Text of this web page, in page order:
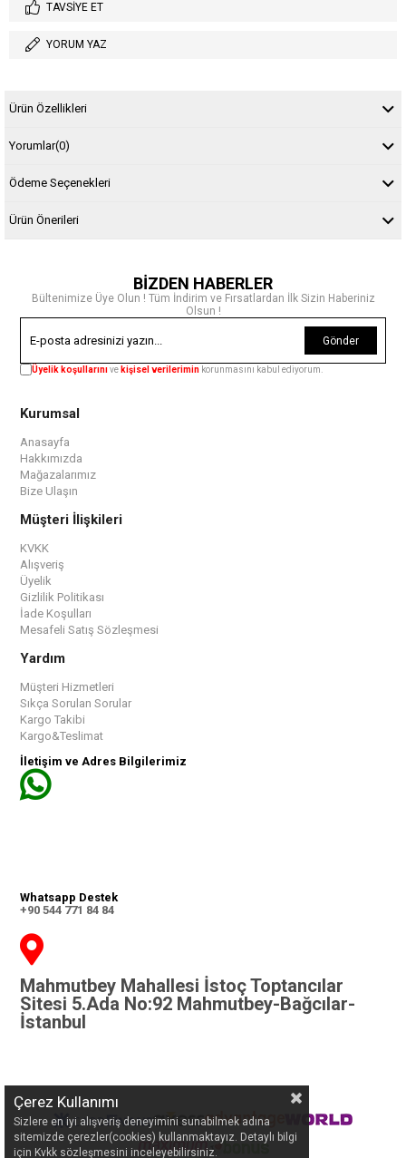
TAVSIYE ET
YORUM YAZ
Ürün Özellikleri
Yorumlar(0)
Ödeme Seçenekleri
Ürün Önerileri
BİZDEN HABERLER
Bültenimize Üye Olun ! Tüm İndirim ve Fırsatlardan İlk Sizin Haberiniz
Olsun !
Gönder
Üyelik koşullarınıve kişisel verilerimin korunmasını kabul ediyorum.
Kurumsal
Anasayfa
Hakkımızda
Mağazalarımız
Bize Ulaşın
Müşteri İlişkileri
KVKK
Alışveriş
Üyelik
Gizlilik Politikası
İade Koşulları
Mesafeli Satış Sözleşmesi
Yardım
Müşteri Hizmetleri
Sıkça Sorulan Sorular
Kargo Takibi
Kargo&Teslimat
İletişim ve Adres Bilgilerimiz
Whatsapp Destek
+90 544 771 84 84
Mahmutbey Mahallesi İstoç Toptancılar
Sitesi 5.Ada No:92 Mahmutbey-Bağcılar-
İstanbul
Çerez Kullanımı
Sizlere en iyi alışveriş deneyimini sunabilmek adına
sitemizde çerezler(cookies) kullanmaktayız. Detaylı bilgi
için Kvkk sözleşmesini inceleyebilirsiniz.